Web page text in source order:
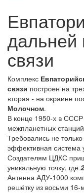
дальней
связи
Комплекс
связи построен на
вторая - на окраине
Молочном.
В конце 1950-х в
межпланетных
Требовались не
эффективная система
Создателям ЦДКС
уникальную точку, где
Антенна АДУ-1000
решётку из восьми